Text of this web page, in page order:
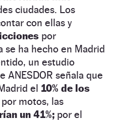
ciudades. Los
con ellas y
por
se ha hecho en Madrid
un estudio
ANESDOR señala que
el 10% de los
motos, las
un 41%; por el